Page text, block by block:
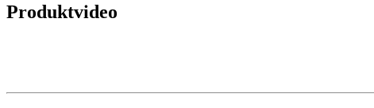
Produktvideo